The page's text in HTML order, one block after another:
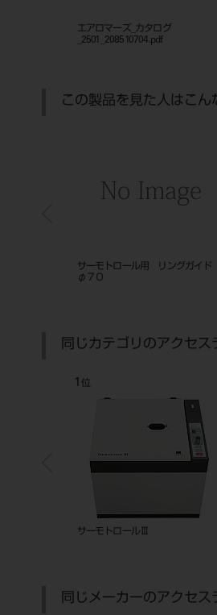
エアロマーズ_カタログ
_2501_208510704.pdf
この製品を見た人はこん
セメントスパチュラ ＃1
同じカテゴリのアクセス
7位
サーモトロール用 カーボンルツ
同じメーカーのアクセス